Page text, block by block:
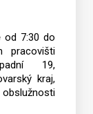
od 7:30 do
pracovišti
19,
kraj,